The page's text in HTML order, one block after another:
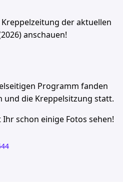
der aktuellen
anschauen!
Programm fanden
und die Kreppelsitzung statt.
schon einige Fotos sehen!